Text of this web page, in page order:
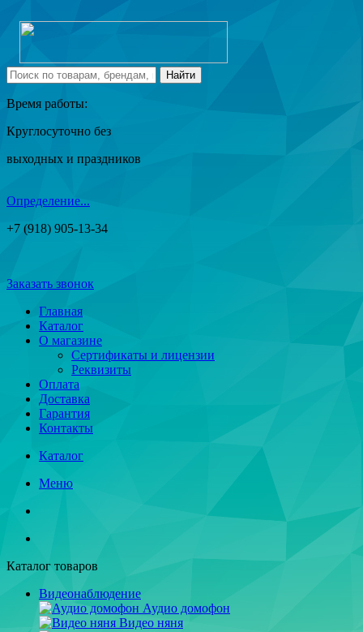
Время работы:
Круглосуточно без
выходных и праздников
Определение...
+7 (918) 905-13-34
Заказать звонок
Главная
Каталог
О магазине
Сертификаты и лицензии
Реквизиты
Оплата
Доставка
Гарантия
Контакты
Каталог
Меню
Каталог товаров
Видеонаблюдение
Аудио домофон
Видео няня